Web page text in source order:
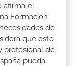
afirma el
Formación
de
que esto
profesional de
pueda